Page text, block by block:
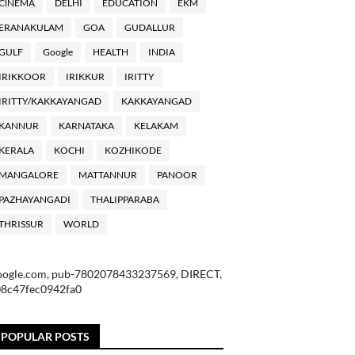
DELHI EDUCATION EKM
GOA GUDALLUR
Google HEALTH INDIA
IRIKKUR IRITTY
KAKKAYANGAD KAKKAYANGAD
KARNATAKA KELAKAM
KOCHI KOZHIKODE
MATTANNUR PANOOR
THALIPPARABA
WORLD
pub-7802078433237569, DIRECT,
POPULAR POSTS